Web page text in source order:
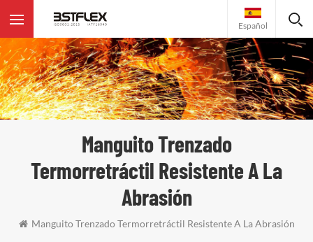
Español
Manguito Trenzado
Termorretráctil Resistente A La
Abrasión
Manguito Trenzado Termorretráctil Resistente A La Abrasión